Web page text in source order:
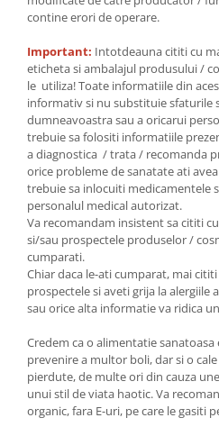
Specialitati si produse asiatice
contine erori de operare.
Important: Intotdeauna cititi cu
eticheta si ambalajul produsului /
le utiliza! Toate informatiile din
informativ si nu substituie sfaturile
dumneavoastra sau a oricarui
trebuie sa folositi informatiile
a diagnostica / trata / recomanda
orice probleme de sanatate ati
trebuie sa inlocuiti medicamentele
personalul medical autorizat.
Va recomandam insistent sa cititi
si/sau prospectele produselor /
cumparati.
Chiar daca le-ati cumparat, mai
prospectele si aveti grija la alergiile
sau orice alta informatie va ridica
Credem ca o alimentatie
prevenire a multor boli, dar si o
pierdute, de multe ori din cauza
unui stil de viata haotic. Va
organic, fara E-uri, pe care le gasiti